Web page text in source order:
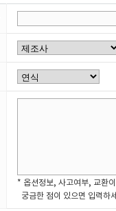
* 옵션정보, 사고여부, 교환
궁금한 점이 있으면 입력하